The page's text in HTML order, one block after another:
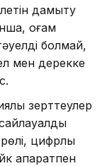
дамыту
қоғам
болмай,
мен дерекке
зерттеулер
цифрлық
ақпаратпен